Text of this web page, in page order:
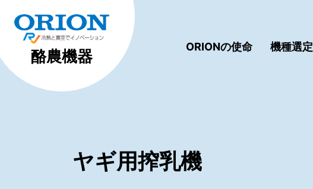
酪農機器 ORIONの使命 機種選定
ヤギ用搾乳機